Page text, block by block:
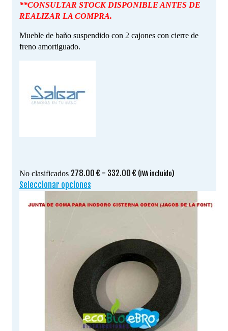
**CONSULTAR STOCK DISPONIBLE ANTES DE
REALIZAR LA COMPRA.
Mueble de baño suspendido con 2 cajones con cierre de
freno amortiguado.
No clasificados 278.00 € - 332.00 € Rango
desde
332.00 €
(IVA incluido)
Seleccionar opciones
tiene
opciones
pueden
elegir
en
página